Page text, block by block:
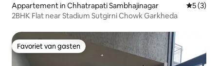
Appartement in Chhatrapati Sambhajinagar
5 (3)
2BHK Flat near Stadium Sutgirni Chowk Garkheda
Favoriet van gasten
Favoriet van gasten